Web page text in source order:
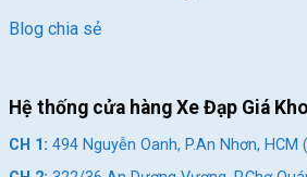
Blog chia sẻ
Hệ thống cửa hàng Xe Đạp Giá Kho
CH 1: 494 Nguyễn Oanh, P.An Nhơn, HCM